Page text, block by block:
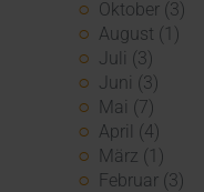
Oktober (3)
August (1)
Juli (3)
Juni (3)
Mai (7)
April (4)
März (1)
Februar (3)